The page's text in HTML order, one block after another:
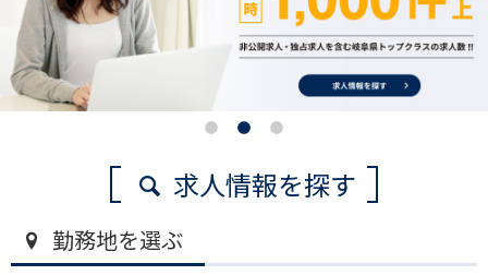
求人情報を探す
勤務地を選ぶ